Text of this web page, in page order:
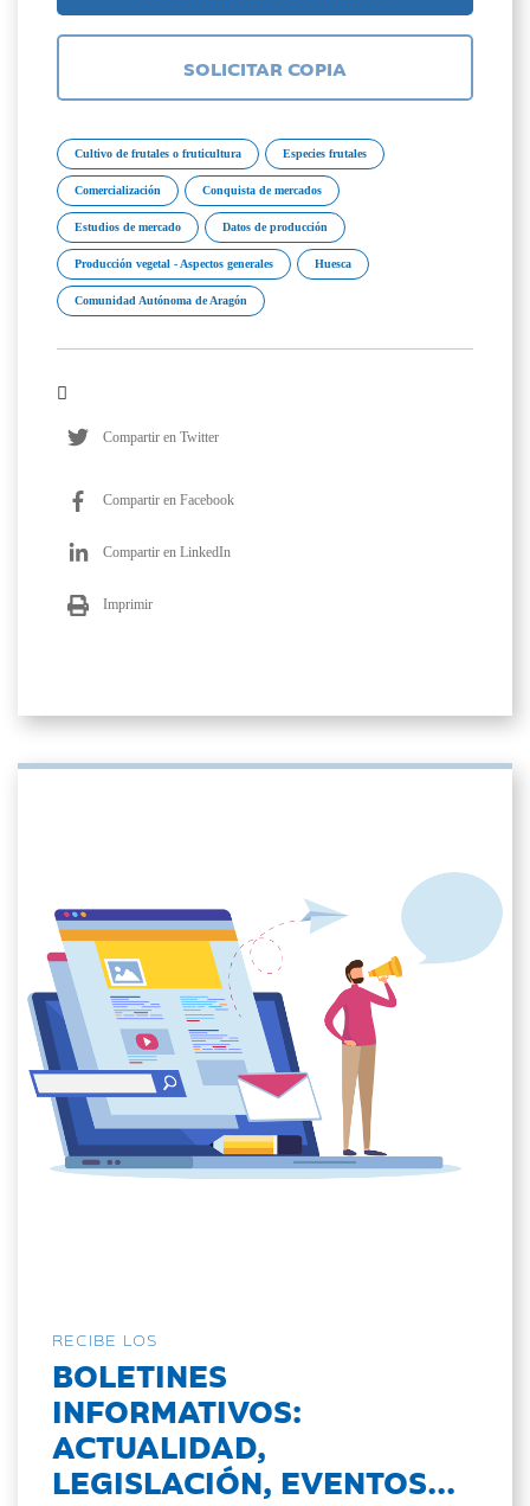
SOLICITAR COPIA
Cultivo de frutales o fruticultura Especies frutales
Comercialización Conquista de mercados
Estudios de mercado Datos de producción
Producción vegetal - Aspectos generales Huesca
Comunidad Autónoma de Aragón
Compartir en Twitter
Compartir en Facebook
Compartir en LinkedIn
Imprimir
RECIBE LOS
BOLETINES
INFORMATIVOS:
ACTUALIDAD,
LEGISLACIÓN, EVENTOS...